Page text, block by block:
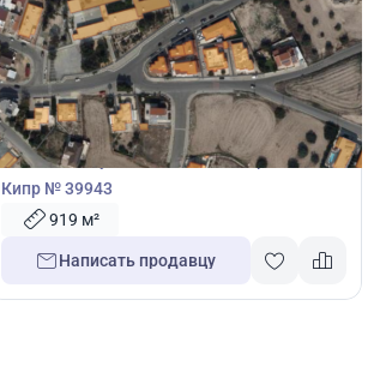
€245 000
Земельный участок
Земельный участок 919м2 в Ларнака,
Кипр № 39943
919 м²
Написать продавцу